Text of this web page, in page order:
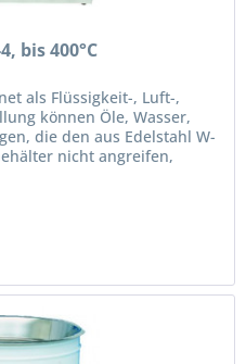
bis 400°C
als Flüssigkeit-, Luft-,
können Öle, Wasser,
die den aus Edelstahl W-
nicht angreifen,